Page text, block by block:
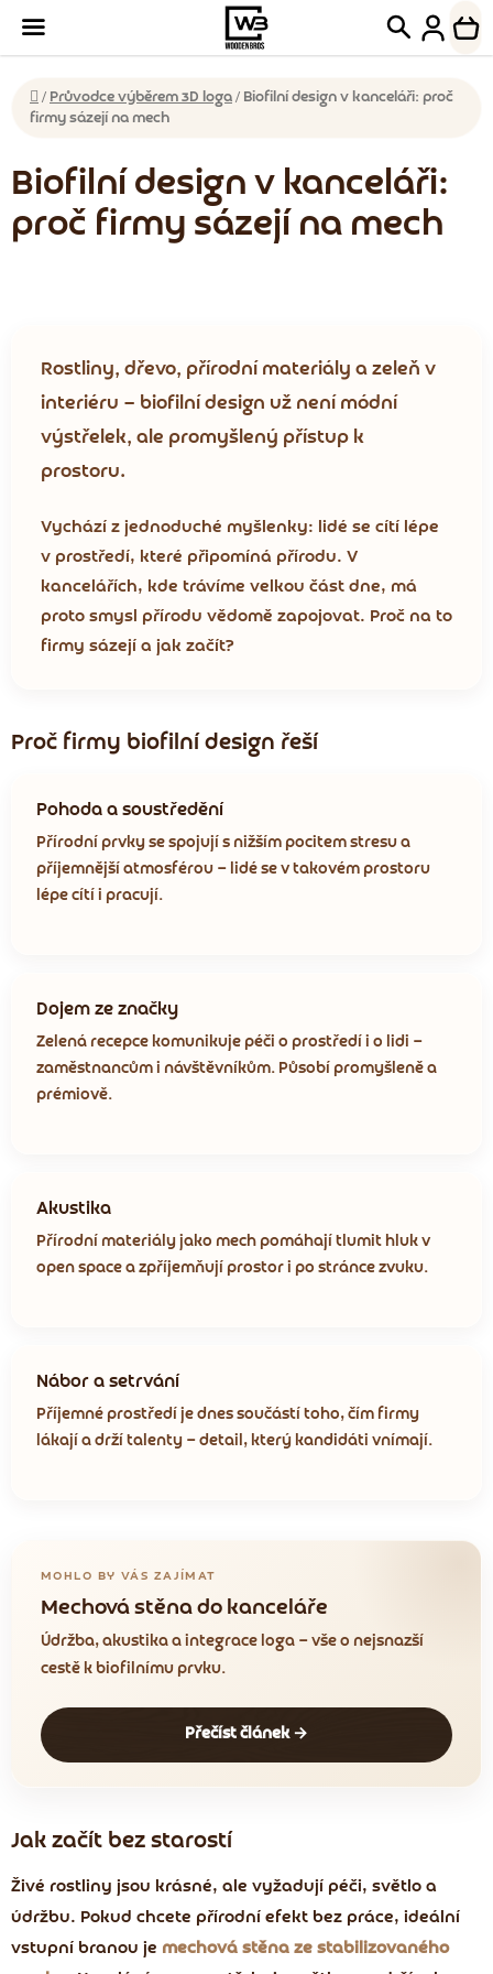
obsah
Hledat
Domů
/ Průvodce výběrem 3D loga / Biofilní design v kanceláři: proč
firmy sázejí na mech
Biofilní design v kanceláři:
proč firmy sázejí na mech
Rostliny, dřevo, přírodní materiály a zeleň v
interiéru — biofilní design už není módní
výstřelek, ale promyšlený přístup k
prostoru.
Vychází z jednoduché myšlenky: lidé se cítí lépe
v prostředí, které připomíná přírodu. V
kancelářích, kde trávíme velkou část dne, má
proto smysl přírodu vědomě zapojovat. Proč na to
firmy sázejí a jak začít?
Proč firmy biofilní design řeší
Pohoda a soustředění
Přírodní prvky se spojují s nižším pocitem stresu a
příjemnější atmosférou — lidé se v takovém prostoru
lépe cítí i pracují.
Dojem ze značky
Zelená recepce komunikuje péči o prostředí i o lidi —
zaměstnancům i návštěvníkům. Působí promyšleně a
prémiově.
Akustika
Přírodní materiály jako mech pomáhají tlumit hluk v
open space a zpříjemňují prostor i po stránce zvuku.
Nábor a setrvání
Příjemné prostředí je dnes součástí toho, čím firmy
lákají a drží talenty — detail, který kandidáti vnímají.
MOHLO BY VÁS ZAJÍMAT
Mechová stěna do kanceláře
Údržba, akustika a integrace loga — vše o nejsnazší
cestě k biofilnímu prvku.
Přečíst článek →
Jak začít bez starostí
Živé rostliny jsou krásné, ale vyžadují péči, světlo a
údržbu. Pokud chcete přírodní efekt bez práce, ideální
vstupní branou je mechová stěna ze stabilizovaného